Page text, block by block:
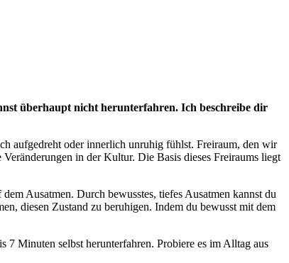
überhaupt nicht herunterfahren. Ich beschreibe dir
aufgedreht oder innerlich unruhig fühlst. Freiraum, den wir
in der Kultur. Die Basis dieses Freiraums liegt
Ausatmen. Durch bewusstes, tiefes Ausatmen kannst du
diesen Zustand zu beruhigen. Indem du bewusst mit dem
7 Minuten selbst herunterfahren. Probiere es im Alltag aus